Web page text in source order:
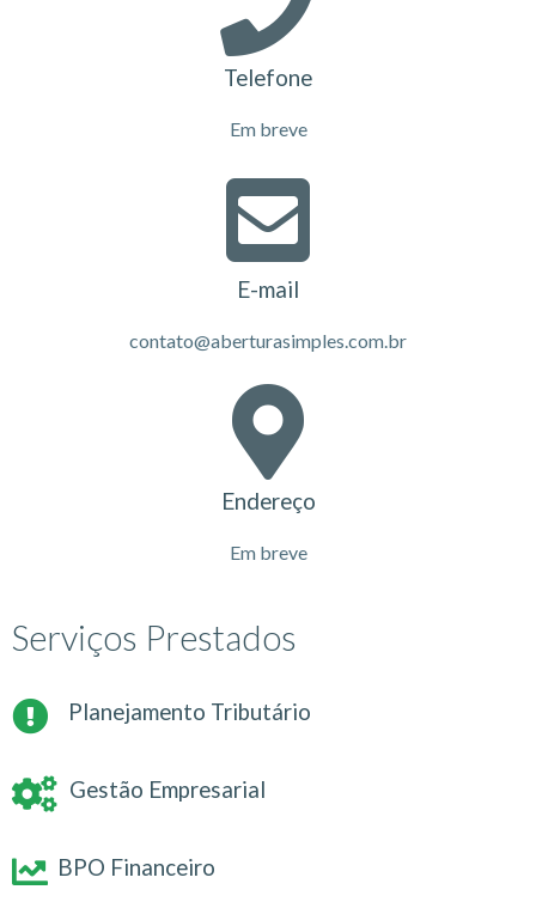
Telefone
Em breve
E-mail
contato@aberturasimples.com.br
Endereço
Em breve
Serviços Prestados
Planejamento Tributário
Gestão Empresarial
BPO Financeiro